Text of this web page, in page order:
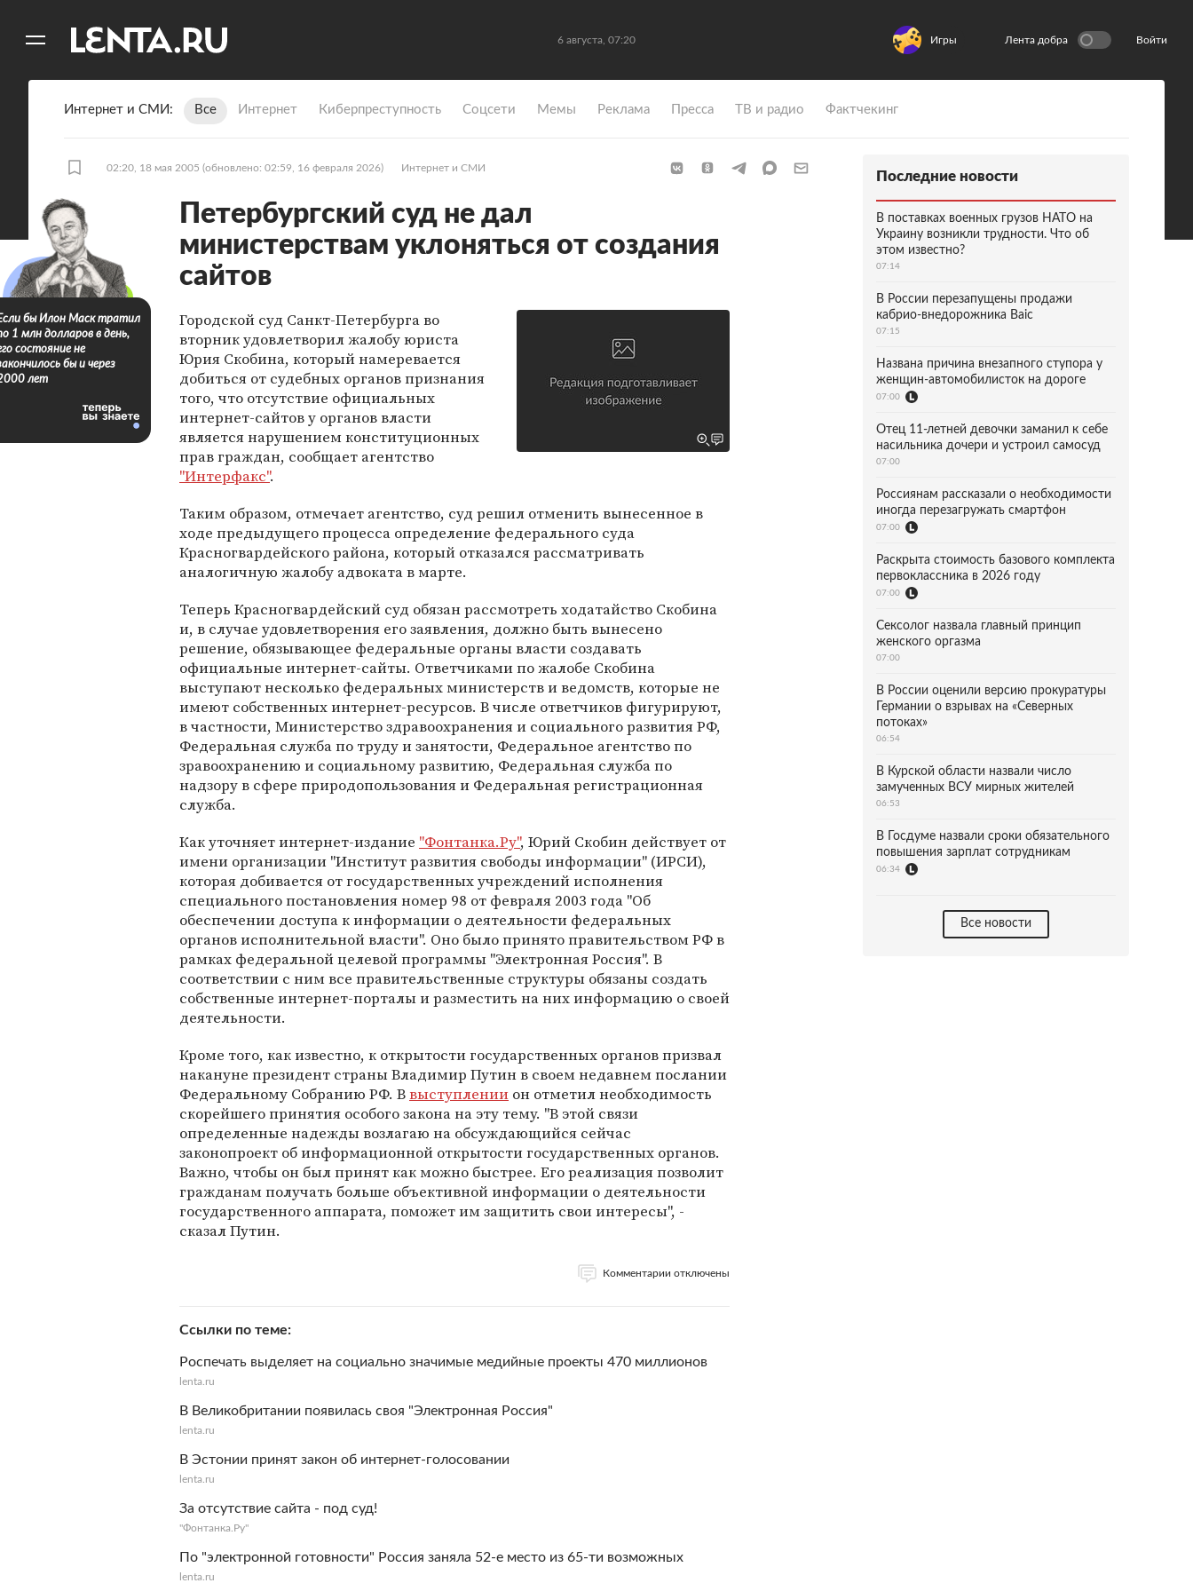
6 августа, 07:20 Игры Лента добра Войти
Интернет и СМИ Все Интернет Киберпреступность Coцсети Мемы Реклама Пресса ТВ и радио Фактчекинг
02:20, 18 мая 2005 (обновлено: 02:59, 16 февраля 2026) Интернет и СМИ
Петербургский суд не дал
министерствам уклоняться от создания
сайтов
Городской суд Санкт-Петербурга во
вторник удовлетворил жалобу юриста
Юрия Скобина, который намеревается
добиться от судебных органов признания
того, что отсутствие официальных
интернет-сайтов у органов власти
является нарушением конституционных
прав граждан, сообщает агентство
"Интерфакс".
Таким образом, отмечает агентство, суд решил отменить вынесенное в
ходе предыдущего процесса определение федерального суда
Красногвардейского района, который отказался рассматривать
аналогичную жалобу адвоката в марте.
Теперь Красногвардейский суд обязан рассмотреть ходатайство Скобина
и, в случае удовлетворения его заявления, должно быть вынесено
решение, обязывающее федеральные органы власти создавать
официальные интернет-сайты. Ответчиками по жалобе Скобина
выступают несколько федеральных министерств и ведомств, которые не
имеют собственных интернет-ресурсов. В числе ответчиков фигурируют,
в частности, Министерство здравоохранения и социального развития РФ,
Федеральная служба по труду и занятости, Федеральное агентство по
зравоохранению и социальному развитию, Федеральная служба по
надзору в сфере природопользования и Федеральная регистрационная
служба.
Как уточняет интернет-издание "Фонтанка.Ру", Юрий Скобин действует от
имени организации "Институт развития свободы информации" (ИРСИ),
которая добивается от государственных учреждений исполнения
специального постановления номер 98 от февраля 2003 года "Об
обеспечении доступа к информации о деятельности федеральных
органов исполнительной власти". Оно было принято правительством РФ в
рамках федеральной целевой программы "Электронная Россия". В
соответствии с ним все правительственные структуры обязаны создать
собственные интернет-порталы и разместить на них информацию о своей
деятельности.
Кроме того, как известно, к открытости государственных органов призвал
накануне президент страны Владимир Путин в своем недавнем послании
Федеральному Собранию РФ. Ввыступлении он отметил необходимость
скорейшего принятия особого закона на эту тему. "В этой связи
определенные надежды возлагаю на обсуждающийся сейчас
законопроект об информационной открытости государственных органов.
Важно, чтобы он был принят как можно быстрее. Его реализация позволит
гражданам получать больше объективной информации о деятельности
государственного аппарата, поможет им защитить свои интересы", -
сказал Путин.
Комментарии отключены
Ссылки по теме
Роспечать выделяет на социально значимые медийные проекты 470 миллионов
lenta.ru
В Великобритании появилась своя "Электронная Россия"
lenta.ru
В Эстонии принят закон об интернет-голосовании
lenta.ru
За отсутствие сайта - под суд!
"Фонтанка.Ру"
По "электронной готовности" Россия заняла 52-е место из 65-ти возможных
lenta.ru
бы Илон Маск тратил
1 млн долларов в день,
состояние не
бы и через
лет
Последние новости
В поставках военных грузов НАТО на
Украину возникли трудности. Что об
этом известно?
07:14
В России перезапущены продажи
кабрио-внедорожника Baic
07:15
Названа причина внезапного ступора у
женщин-автомобилисток на дороге
07:00
Отец 11-летней девочки заманил к себе
насильника дочери и устроил самосуд
07:00
Россиянам рассказали о необходимости
иногда перезагружать смартфон
07:00
Раскрыта стоимость базового комплекта
первоклассника в 2026 году
07:00
Сексолог назвала главный принцип
женского оргазма
07:00
В России оценили версию прокуратуры
Германии о взрывах на «Северных
потоках»
06:54
В Курской области назвали число
замученных ВСУ мирных жителей
06:53
В Госдуме назвали сроки обязательного
повышения зарплат сотрудникам
06:34
Все новости